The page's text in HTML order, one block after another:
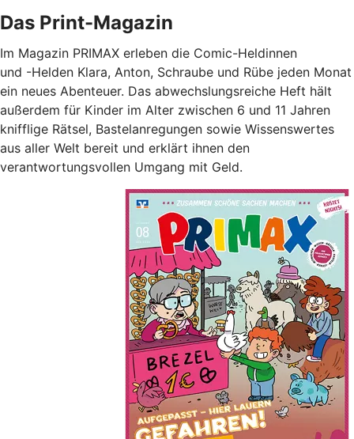
Das Print-Magazin
Im Magazin PRIMAX erleben die Comic-Heldinnen
und -Helden Klara, Anton, Schraube und Rübe jeden Monat
ein neues Abenteuer. Das abwechslungsreiche Heft hält
außerdem für Kinder im Alter zwischen 6 und 11 Jahren
knifflige Rätsel, Bastelanregungen sowie Wissenswertes
aus aller Welt bereit und erklärt ihnen den
verantwortungsvollen Umgang mit Geld.